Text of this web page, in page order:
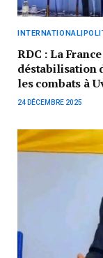
RDC : La
déstabilisation
les combats à
24 DÉCEMBRE 2025